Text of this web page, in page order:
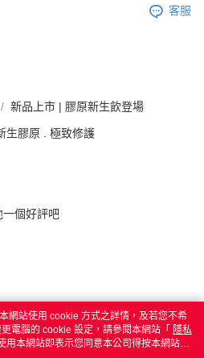
客服
新品上市 | 膠原新生飲登場
生膠原 . 極致修護
個好評吧
網站使用 cookie 方式之詳情，及若您不希
電腦的 cookie 設定，請參閱本網站「 隱私
用本網站即表示您同意本公司得按本網站使